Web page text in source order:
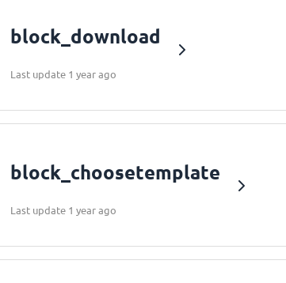
block_download
Last update 1 year ago
block_choosetemplate
Last update 1 year ago